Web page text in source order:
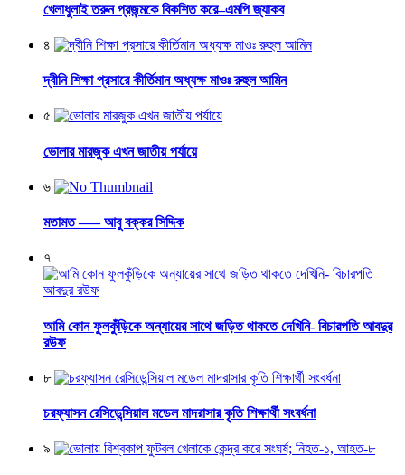
খেলাধুলাই তরুন প্রজন্মকে বিকশিত করে–এমপি জ্যাকব
৪
দ্বীনি শিক্ষা প্রসারে কীর্তিমান অধ্যক্ষ মাওঃ রুহুল আমিন
৫
ভোলার মারজুক এখন জাতীয় পর্যায়ে
৬
মতামত —– আবু বক্কর সিদ্দিক
৭
আমি কোন ফুলকুঁড়িকে অন্যায়ের সাথে জড়িত থাকতে দেখিনি- বিচারপতি আবদুর
রউফ
৮
চরফ্যাসন রেসিডেন্সিয়াল মডেল মাদরাসার কৃতি শিক্ষার্থী সংবর্ধনা
৯